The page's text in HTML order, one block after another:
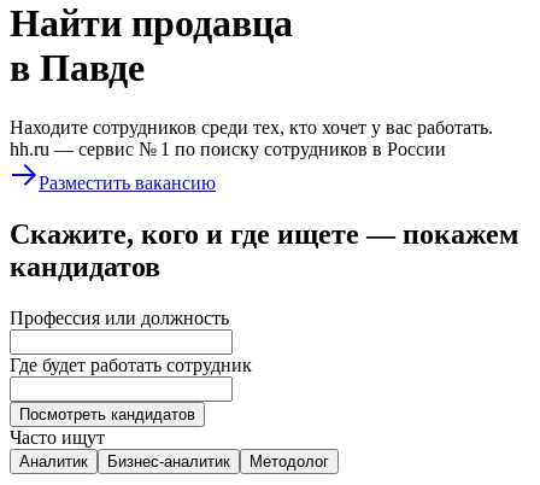
Найти продавца
в Павде
Находите сотрудников среди тех, кто хочет у вас работать.
hh.ru — сервис № 1 по поиску сотрудников в России
Разместить вакансию
Скажите, кого и где ищете — покажем
кандидатов
Профессия или должность
Где будет работать сотрудник
Посмотреть кандидатов
Часто ищут
Аналитик Бизнес-аналитик Методолог